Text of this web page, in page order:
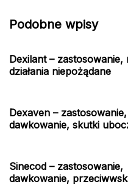
Podobne wpisy
Dexilant – zastosowanie,
działania niepożądane
Dexaven – zastosowanie,
dawkowanie, skutki
Sinecod – zastosowanie,
dawkowanie,